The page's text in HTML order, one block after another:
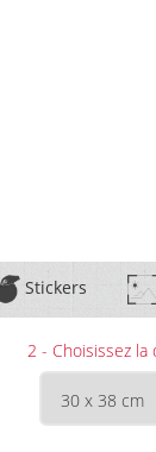
Stickers
2 - Choisissez la